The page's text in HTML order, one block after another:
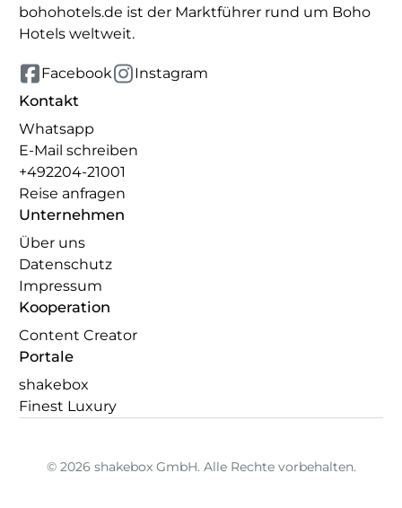
bohohotels.de ist der Marktführer rund um Boho
Hotels weltweit.
Facebook Instagram
Kontakt
Whatsapp
E-Mail schreiben
+492204-21001
Reise anfragen
Unternehmen
Über uns
Datenschutz
Impressum
Kooperation
Content Creator
Portale
shakebox
Finest Luxury
© 2026 shakebox GmbH. Alle Rechte vorbehalten.